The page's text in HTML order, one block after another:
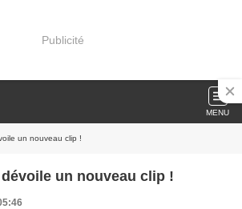
Publicité
MENU
un nouveau clip !
un nouveau clip !